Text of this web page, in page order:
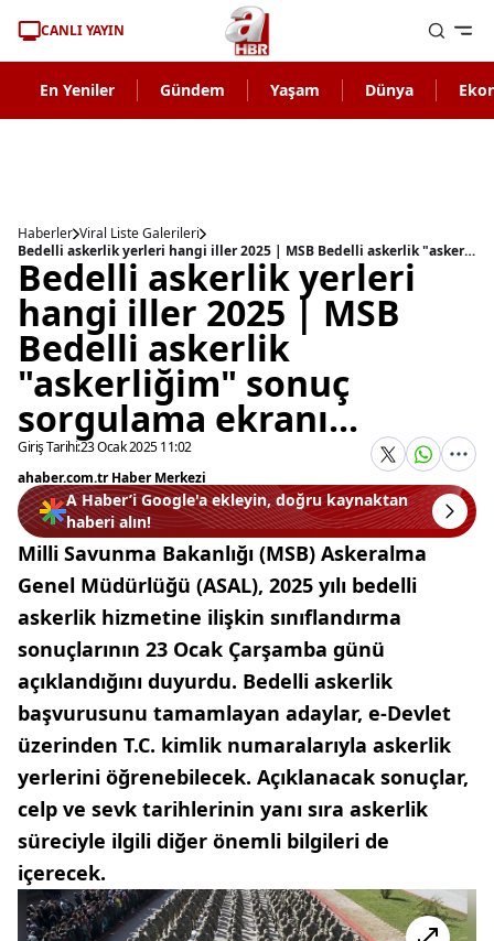
CANLI YAYIN
En Yeniler Gündem Yaşam Dünya
Haberler Viral Liste Galerileri
Bedelli askerlik yerleri hangi iller 2025 | MSB Bedelli askerlik "askerliğim" sonuç sorgulama ekranı...
Bedelli askerlik yerleri
hangi iller 2025 | MSB
Bedelli askerlik
"askerliğim" sonuç
sorgulama ekranı...
Giriş Tarihi:23 Ocak 2025 11:02
ahaber.com.tr Haber Merkezi
A Haber’i Google'a ekleyin, doğru kaynaktan
haberi alın!
Milli Savunma Bakanlığı (MSB) Askeralma
Genel Müdürlüğü (ASAL), 2025 yılı bedelli
askerlik hizmetine ilişkin sınıflandırma
sonuçlarının 23 Ocak Çarşamba günü
açıklandığını duyurdu. Bedelli askerlik
başvurusunu tamamlayan adaylar, e-Devlet
üzerinden T.C. kimlik numaralarıyla askerlik
yerlerini öğrenebilecek. Açıklanacak sonuçlar,
celp ve sevk tarihlerinin yanı sıra askerlik
süreciyle ilgili diğer önemli bilgileri de
içerecek.